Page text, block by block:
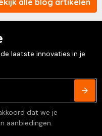
alle blog artikelen
laatste innovaties in je
dat we je
aanbiedingen.